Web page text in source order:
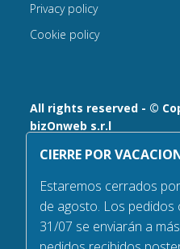
All rights reserved - ©
bizOnweb s.r.l
Via Fratelli Bandiera 18,
Commercio di Brescia,
n° REA 432569 Capitale
Tel +39.030 6394506
Privacy policy
Cookie policy
CIERRE POR
Estaremos cerrados
de agosto. Los
31/07 se enviarán a